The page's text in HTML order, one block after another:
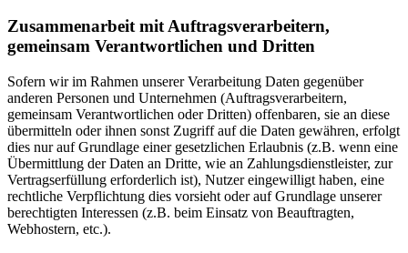
Zusammenarbeit mit Auftragsverarbeitern,
gemeinsam Verantwortlichen und Dritten
Sofern wir im Rahmen unserer Verarbeitung Daten gegenüber
anderen Personen und Unternehmen (Auftragsverarbeitern,
gemeinsam Verantwortlichen oder Dritten) offenbaren, sie an diese
übermitteln oder ihnen sonst Zugriff auf die Daten gewähren, erfolgt
dies nur auf Grundlage einer gesetzlichen Erlaubnis (z.B. wenn eine
Übermittlung der Daten an Dritte, wie an Zahlungsdienstleister, zur
Vertragserfüllung erforderlich ist), Nutzer eingewilligt haben, eine
rechtliche Verpflichtung dies vorsieht oder auf Grundlage unserer
berechtigten Interessen (z.B. beim Einsatz von Beauftragten,
Webhostern, etc.).